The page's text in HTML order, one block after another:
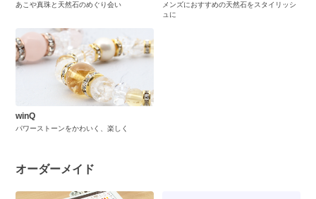
あこや真珠と天然石のめぐり会い
メンズにおすすめの天然石をスタイリッシ
ュに
winQ
パワーストーンをかわいく、楽しく
オーダーメイド